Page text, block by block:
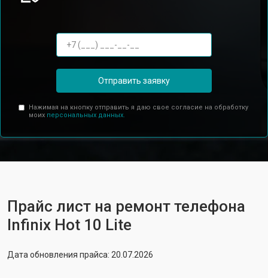
Отправить заявку
Нажимая на кнопку отправить я даю свое согласие на обработку
моих персональных данных.
Прайс лист на ремонт телефона
Infinix Hot 10 Lite
Дата обновления прайса: 20.07.2026